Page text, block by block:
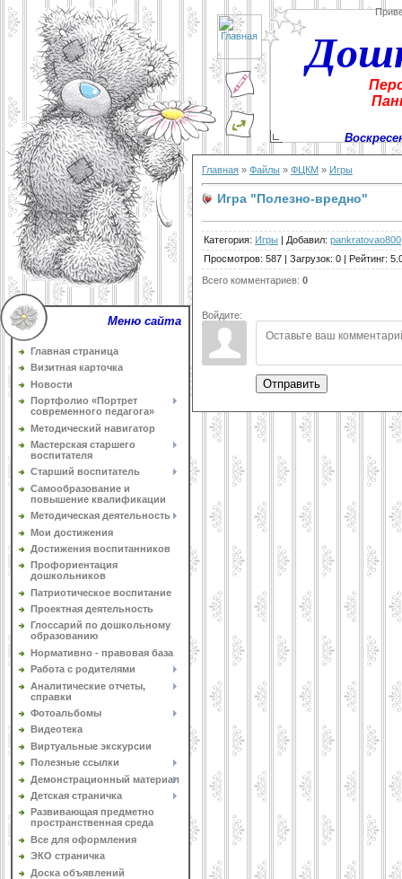
Меню сайта
Главная страница
Визитная карточка
Новости
Портфолио «Портрет
современного педагога»
Методический навигатор
Мастерская старшего
воспитателя
Старший воспитатель
Самообразование и
повышение квалификации
Методическая деятельность
Мои достижения
Достижения воспитанников
Профориентация
дошкольников
Патриотическое воспитание
Проектная деятельность
Глоссарий по дошкольному
образованию
Нормативно - правовая база
Работа с родителями
Аналитические отчеты,
справки
Фотоальбомы
Видеотека
Виртуальные экскурсии
Полезные ссылки
Демонстрационный материал
Детская страничка
Развивающая предметно
пространственная среда
Все для оформления
ЭКО страничка
Доска объявлений
Главная » Файлы » ФЦКМ » Игры
Игра "Полезно-вредно"
Категория: Игры | Добавил: pankratovao800
Просмотров: 587 | Загрузок: 0 | Рейтинг:
Всего комментариев: 0
Войдите:
Отправить